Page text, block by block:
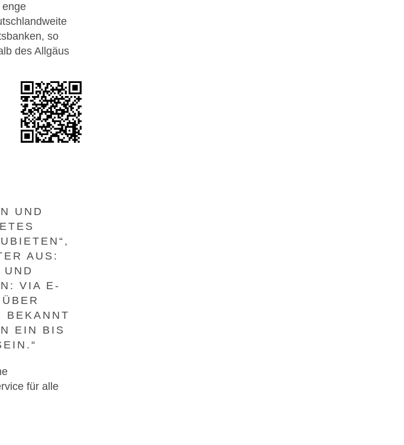
enge
so
des Allgäus
UND
AUS:
VIA E-
BEKANNT
EIN BIS
für alle